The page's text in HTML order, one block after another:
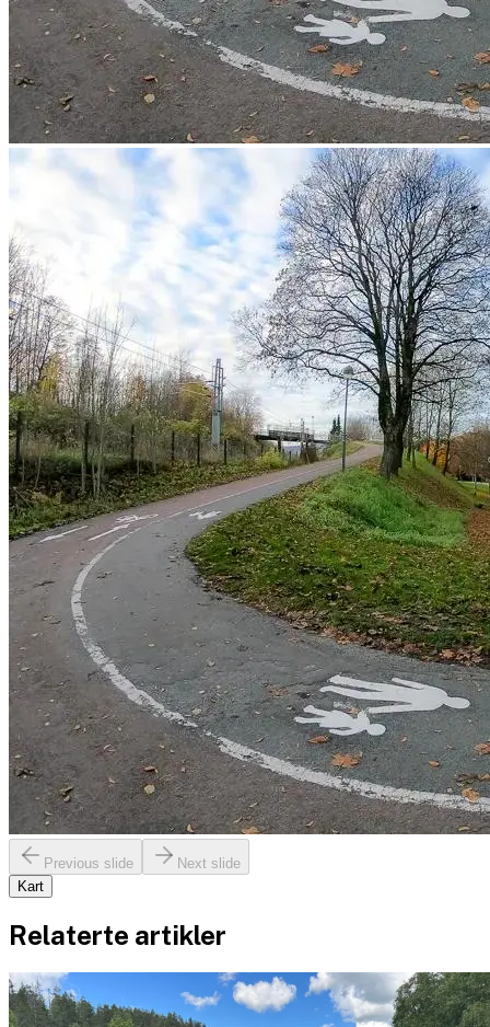
Previous slide
Next slide
Kart
Relaterte artikler